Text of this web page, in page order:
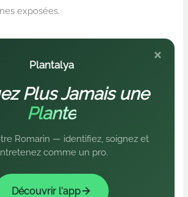
exposées.
×
Plantalya
Plus Jamais une
Plante
Romarin — identifiez, soignez et
comme un pro.
Découvrir l'app